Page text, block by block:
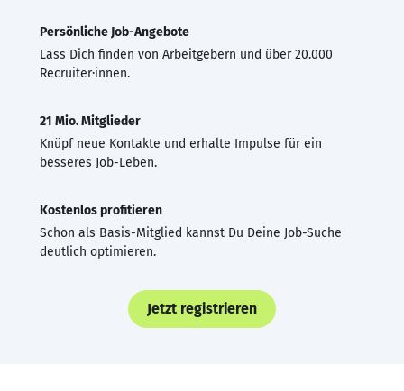
Persönliche Job-Angebote
Lass Dich finden von Arbeitgebern und über 20.000
Recruiter·innen.
21 Mio. Mitglieder
Knüpf neue Kontakte und erhalte Impulse für ein
besseres Job-Leben.
Kostenlos profitieren
Schon als Basis-Mitglied kannst Du Deine Job-Suche
deutlich optimieren.
Jetzt registrieren